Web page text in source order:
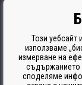
Производителят
ISO 9001. ISO 14001
Този уебсайт
използваме
измерване на
съдържанието
споделяме